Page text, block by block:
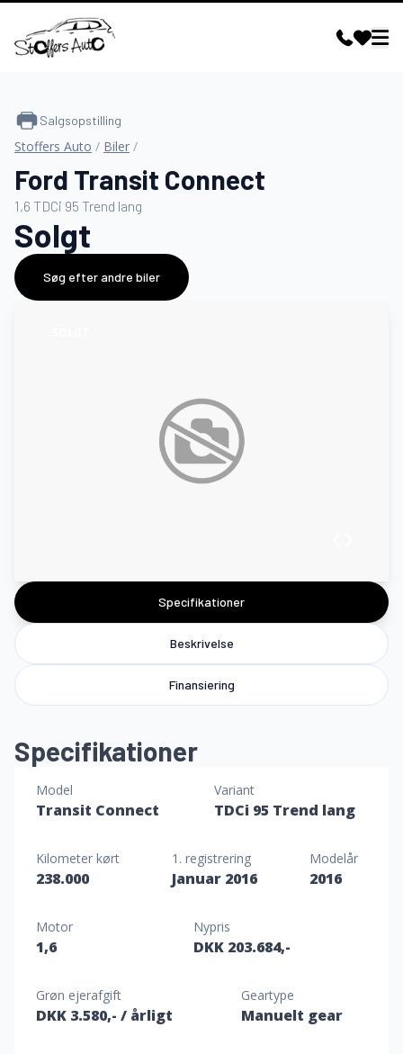
Specifikationer
Beskrivelse
Finansiering
Specifikationer
Model
Transit Connect
Variant
TDCi 95 Trend lang
Kilometer kørt
238.000
1. registrering
Januar 2016
Modelår
2016
Motor
1,6
Nypris
DKK 203.684,-
Grøn ejerafgift
DKK 3.580,- / årligt
Geartype
Manuelt gear
Salgsopstilling
Stoffers Auto / Biler /
Ford Transit Connect
1,6 TDCi 95 Trend lang
Solgt
Søg efter andre biler